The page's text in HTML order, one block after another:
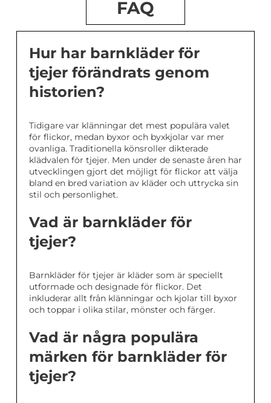
FAQ
Hur har barnkläder för
tjejer förändrats genom
historien?
Tidigare var klänningar det mest populära valet
för flickor, medan byxor och byxkjolar var mer
ovanliga. Traditionella könsroller dikterade
klädvalen för tjejer. Men under de senaste åren har
utvecklingen gjort det möjligt för flickor att välja
bland en bred variation av kläder och uttrycka sin
stil och personlighet.
Vad är barnkläder för
tjejer?
Barnkläder för tjejer är kläder som är speciellt
utformade och designade för flickor. Det
inkluderar allt från klänningar och kjolar till byxor
och toppar i olika stilar, mönster och färger.
Vad är några populära
märken för barnkläder för
tjejer?